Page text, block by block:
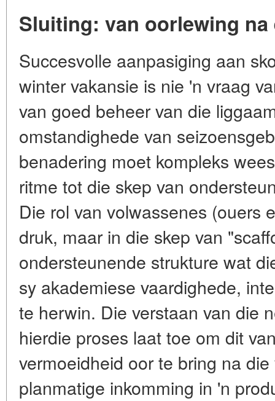
Sluiting: van oorlewing
Succesvolle aanpasiging aan
winter vakansie is nie 'n vraag
van goed beheer van die
omstandighede van
benadering moet kompleks
ritme tot die skep van
Die rol van volwassenes (ouers
druk, maar in die skep van
ondersteunende strukture wat
sy akademiese vaardighede,
te herwin. Die verstaan van die
hierdie proses laat toe om dit
vermoeidheid oor te bring na
planmatige inkomming in 'n